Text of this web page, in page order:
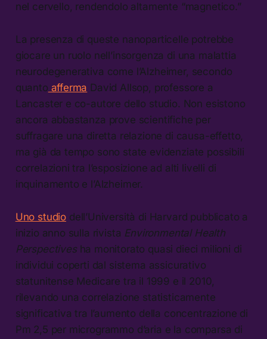
nel cervello, rendendolo altamente “magnetico.”
La presenza di queste nanoparticelle potrebbe
giocare un ruolo nell’insorgenza di una malattia
neurodegenerativa come l’Alzheimer, secondo
quanto afferma David Allsop, professore a
Lancaster e co-autore dello studio. Non esistono
ancora abbastanza prove scientifiche per
suffragare una diretta relazione di causa-effetto,
ma già da tempo sono state evidenziate possibili
correlazioni tra l’esposizione ad alti livelli di
inquinamento e l’Alzheimer.
Uno studio dell’Università di Harvard pubblicato a
inizio anno sulla rivista Environmental Health
Perspectivesha monitorato quasi dieci milioni di
individui coperti dal sistema assicurativo
statunitense Medicare tra il 1999 e il 2010,
rilevando una correlazione statisticamente
significativa tra l’aumento della concentrazione di
Pm 2,5 per microgrammo d’aria e la comparsa di